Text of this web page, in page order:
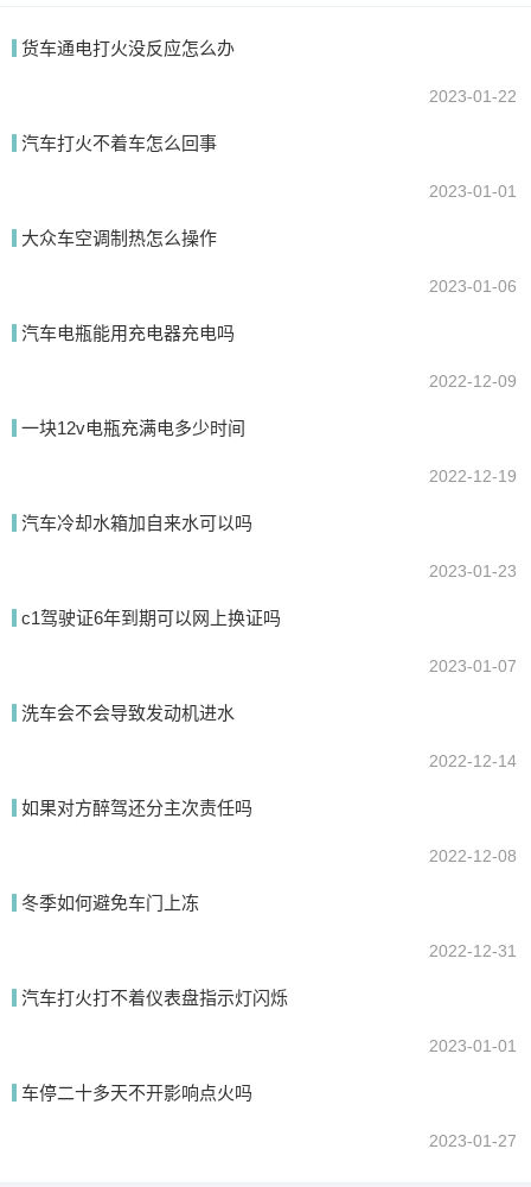
量少抛光。
我要回答
货车通电打火没反应怎么办
2023-01-22
汽车打火不着车怎么回事
2023-01-01
大众车空调制热怎么操作
2023-01-06
汽车电瓶能用充电器充电吗
2022-12-09
一块12v电瓶充满电多少时间
2022-12-19
汽车冷却水箱加自来水可以吗
2023-01-23
c1驾驶证6年到期可以网上换证吗
2023-01-07
洗车会不会导致发动机进水
2022-12-14
如果对方醉驾还分主次责任吗
2022-12-08
冬季如何避免车门上冻
2022-12-31
汽车打火打不着仪表盘指示灯闪烁
2023-01-01
车停二十多天不开影响点火吗
2023-01-27